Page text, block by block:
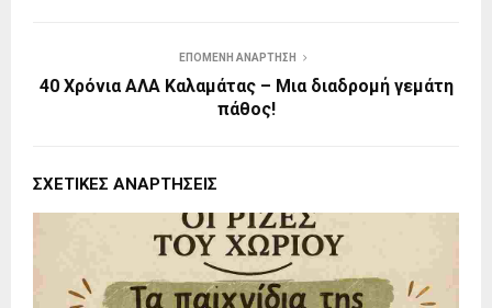
ΕΠΌΜΕΝΗ ΑΝΆΡΤΗΣΗ
40 Χρόνια ΑΛΑ Καλαμάτας – Μια διαδρομή γεμάτη
πάθος!
ΣΧΕΤΙΚΈΣ ΑΝΑΡΤΉΣΕΙΣ